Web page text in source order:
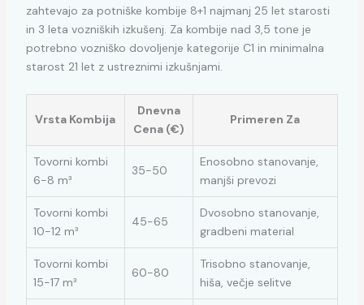
zahtevajo za potniške kombije 8+1 najmanj 25 let starosti
in 3 leta vozniških izkušenj. Za kombije nad 3,5 tone je
potrebno vozniško dovoljenje kategorije C1 in minimalna
starost 21 let z ustreznimi izkušnjami.
Vrsta Kombija
Dnevna
Cena (€)
Primeren Za
Tovorni kombi
6-8 m³
35-50
Enosobno stanovanje,
manjši prevozi
Tovorni kombi
10-12 m³
45-65
Dvosobno stanovanje,
gradbeni material
Tovorni kombi
15-17 m³
60-80
Trisobno stanovanje,
hiša, večje selitve